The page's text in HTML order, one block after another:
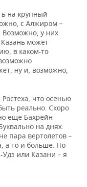
на крупный
с Алжиром –
Возможно, у них
может
в каком-то
ну и, возможно,
что осенью
реально. Скоро
еще Бахрейн
на днях.
пара вертолетов –
а то и больше. Но
Удэ или Казани – я